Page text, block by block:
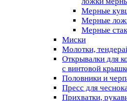
Мерные
Мерные
Мерные
Миски
Молотки,
Открывалки для
с винтовой
Половники и
Пресс для
Прихватки,